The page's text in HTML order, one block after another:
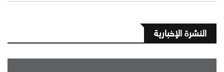
النشرة الإخبارية